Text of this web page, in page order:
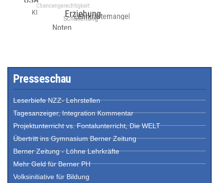
Presseschau
Leserbiefe NZZ- Lehrstellen
Tagesanzeiger, Integration Kommentar
Projektunterricht vs. Fontalunterricht, Die WELT
Übertritt ins Gymnasium Berner Zeitung
Berner Zeitung - Löhne Lehrkräfte
Mehr Geld für Berner PH
Volksinitiative für Bildung